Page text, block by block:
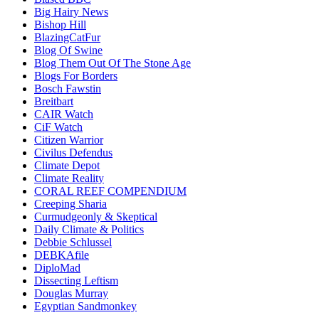
Big Hairy News
Bishop Hill
BlazingCatFur
Blog Of Swine
Blog Them Out Of The Stone Age
Blogs For Borders
Bosch Fawstin
Breitbart
CAIR Watch
CiF Watch
Citizen Warrior
Civilus Defendus
Climate Depot
Climate Reality
CORAL REEF COMPENDIUM
Creeping Sharia
Curmudgeonly & Skeptical
Daily Climate & Politics
Debbie Schlussel
DEBKAfile
DiploMad
Dissecting Leftism
Douglas Murray
Egyptian Sandmonkey